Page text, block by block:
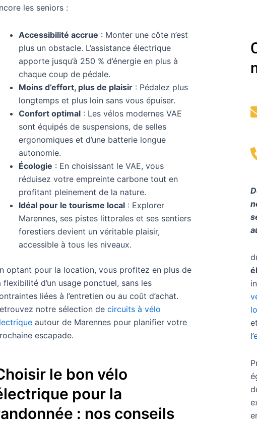
les seniors :
Accessibilité accrue : Monter une côte n’est
plus un obstacle. L’assistance électrique
apporte jusqu’à 250 % d’énergie en plus à
chaque coup de pédale.
Moins d’effort, plus de plaisir : Pédalez plus
longtemps et plus loin sans vous épuiser.
Confort optimal : Les vélos modernes VAE
sont équipés de suspensions, de selles
ergonomiques et d’une batterie longue
autonomie.
Écologie : En choisissant le VAE, vous
réduisez votre empreinte carbone tout en
profitant pleinement de la nature.
Idéal pour le tourisme local : Explorer
Marennes, ses pistes littorales et ses sentiers
forestiers devient un véritable plaisir,
accessible à tous les niveaux.
optant pour la location, vous profitez en plus de
flexibilité d’un usage ponctuel, sans les
liées à l’entretien ou au coût d’achat.
notre sélection de circuits à vélo
autour de Marennes pour planifier votre
escapade.
le bon vélo
pour la
: nos conseils
et
l’